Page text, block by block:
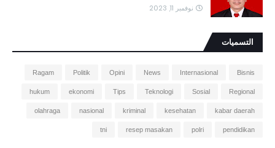
نوفمبر 11, 2023
التسميات
Bisnis
Internasional
News
Opini
Politik
Ragam
Regional
Sosial
Teknologi
Tips
ekonomi
hukum
kabar daerah
kesehatan
kriminal
nasional
olahraga
pendidikan
polri
resep masakan
tni